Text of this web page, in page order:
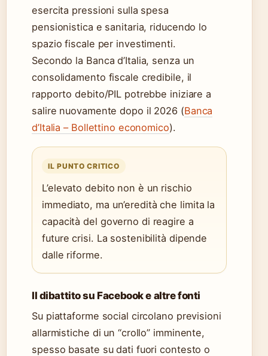
esercita pressioni sulla spesa
pensionistica e sanitaria, riducendo lo
spazio fiscale per investimenti.
Secondo la Banca d’Italia, senza un
consolidamento fiscale credibile, il
rapporto debito/PIL potrebbe iniziare a
salire nuovamente dopo il 2026 (Banca
d’Italia – Bollettino economico).
IL PUNTO CRITICO
L’elevato debito non è un rischio
immediato, ma un’eredità che limita la
capacità del governo di reagire a
future crisi. La sostenibilità dipende
dalle riforme.
Il dibattito su Facebook e altre fonti
Su piattaforme social circolano previsioni
allarmistiche di un “crollo” imminente,
spesso basate su dati fuori contesto o